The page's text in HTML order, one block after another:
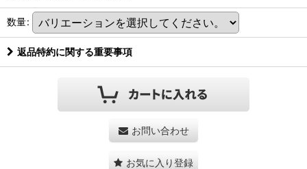
数量:
返品特約に関する重要事項
お問い合わせ
お気に入り登録